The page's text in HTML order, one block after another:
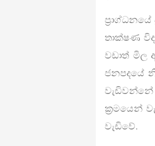
තාක්ෂණ
වඩාත් මිල
ජනපදයේ
ක්‍රමයෙන්
වැඩිවේ.